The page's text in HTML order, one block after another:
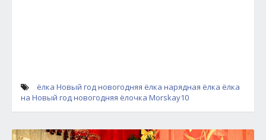
ёлка Новый год новогодняя ёлка нарядная ёлка ёлка
на Новый год новогодняя ёлочка Morskay10